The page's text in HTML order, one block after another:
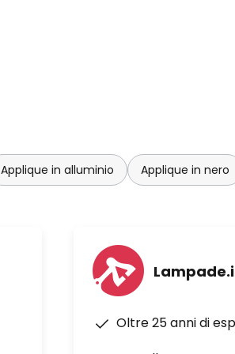
Applique in alluminio Applique in nero
Oltre 25 anni di